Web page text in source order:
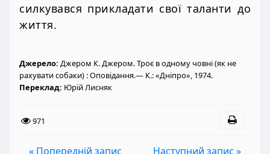
силкувався прикладати свої таланти до
життя.
Джерело: Джером К. Джером. Троє в одному човні (як не
рахувати собаки) : Оповідання.— К.: «Дніпро», 1974.
Переклад: Юрій Лисняк
971
« Попередній запис Наступний запис »